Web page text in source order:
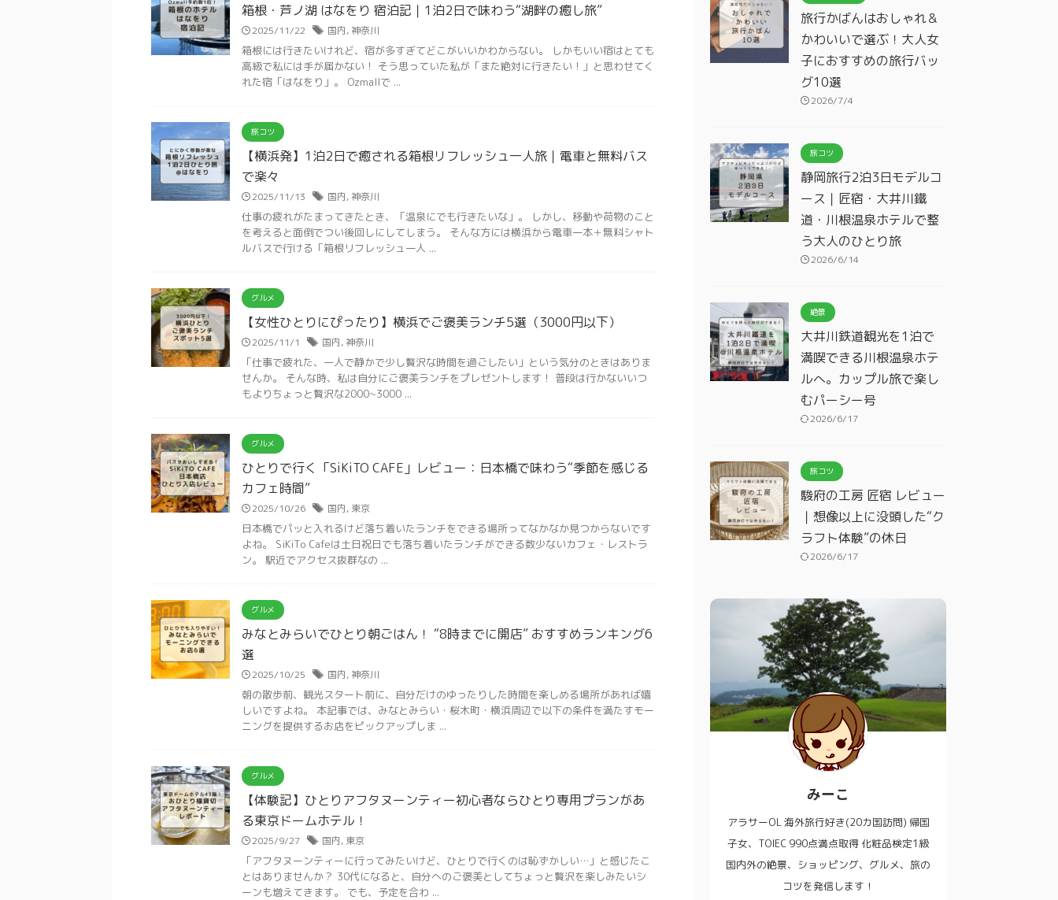
箱根・芦ノ湖 はなをり 宿泊記｜1泊2日で味わう“湖畔の癒し旅”
2025/11/22 国内, 神奈川
箱根には行きたいけれど、宿が多すぎてどこがいいかわからない。 しかもいい宿はとても
高級で私には手が届かない！ そう思っていた私が「また絶対に行きたい！」と思わせてく
れた宿「はなをり」。 Ozmallで ...
旅コツ
【横浜発】1泊2日で癒される箱根リフレッシュ一人旅｜電車と無料バス
で楽々
2025/11/13 国内, 神奈川
仕事の疲れがたまってきたとき、「温泉にでも行きたいな」。 しかし、移動や荷物のこと
を考えると面倒でつい後回しにしてしまう。 そんな方には横浜から電車一本＋無料シャト
ルバスで行ける「箱根リフレッシュ一人 ...
グルメ
【女性ひとりにぴったり】横浜でご褒美ランチ5選（3000円以下）
2025/11/1 国内, 神奈川
「仕事で疲れた、一人で静かで少し贅沢な時間を過ごしたい」という気分のときはありま
せんか。 そんな時、私は自分にご褒美ランチをプレゼントします！ 普段は行かないいつ
もよりちょっと贅沢な2000~3000 ...
グルメ
ひとりで行く「SiKiTO CAFE」レビュー：日本橋で味わう“季節を感じる
カフェ時間”
2025/10/26 国内, 東京
日本橋でパッと入れるけど落ち着いたランチをできる場所ってなかなか見つからないです
よね。 SiKiTo Cafeは土日祝日でも落ち着いたランチができる数少ないカフェ・レストラ
ン。 駅近でアクセス抜群なの ...
グルメ
みなとみらいでひとり朝ごはん！ “8時までに開店” おすすめランキング6
選
2025/10/25 国内, 神奈川
朝の散歩前、観光スタート前に、自分だけのゆったりした時間を楽しめる場所があれば嬉
しいですよね。 本記事では、みなとみらい・桜木町・横浜周辺で以下の条件を満たすモー
ニングを提供するお店をピックアップしま ...
グルメ
【体験記】ひとりアフタヌーンティー初心者ならひとり専用プランがあ
る東京ドームホテル！
2025/9/27 国内, 東京
「アフタヌーンティーに行ってみたいけど、ひとりで行くのは恥ずかしい…」と感じたこ
とはありませんか？ 30代になると、自分へのご褒美としてちょっと贅沢を楽しみたいシ
ーンも増えてきます。 でも、予定を合わ ...
旅行かばんはおしゃれ＆
かわいいで選ぶ！大人女
子におすすめの旅行バッ
グ10選
2026/7/4
旅コツ
静岡旅行2泊3日モデルコ
ース｜匠宿・大井川鐵
道・川根温泉ホテルで整
う大人のひとり旅
2026/6/14
絶景
大井川鉄道観光を1泊で
満喫できる川根温泉ホテ
ルへ。カップル旅で楽し
むパーシー号
2026/6/17
旅コツ
駿府の工房 匠宿 レビュー
｜想像以上に没頭した“ク
ラフト体験”の休日
2026/6/17
みーこ
アラサーOL 海外旅行好き(20カ国訪問) 帰国
子女、TOIEC 990点満点取得 化粧品検定1級
国内外の絶景、ショッピング、グルメ、旅の
コツを発信します！